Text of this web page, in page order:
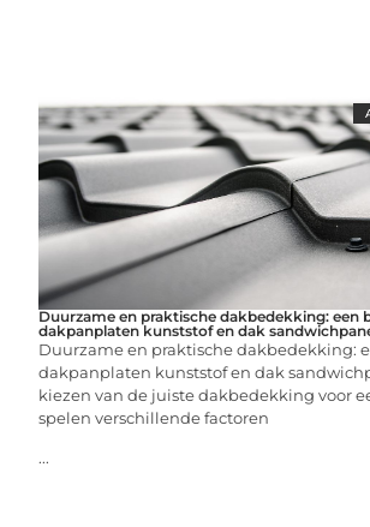
Duurzame en praktische dakbedekking: een
dakpanplaten kunststof en dak
Duurzame en praktische dakbedekking:
dakpanplaten kunststof en dak
kiezen van de juiste dakbedekking voor
spelen verschillende factoren
...